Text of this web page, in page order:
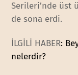
Serileri’nde üst
de sona erdi.
İLGİLİ HABER:
nelerdir?